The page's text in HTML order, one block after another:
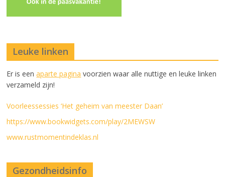
Leuke linken
Er is eenaparte pagina voorzien waar alle nuttige en leuke linken
verzameld zijn!
Voorleessessies ‘Het geheim van meester Daan’
https://www.bookwidgets.com/play/2MEWSW
www.rustmomentindeklas.nl
Gezondheidsinfo